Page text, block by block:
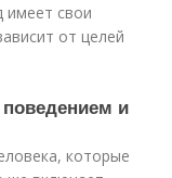
имеет свои
от целей
и
которые